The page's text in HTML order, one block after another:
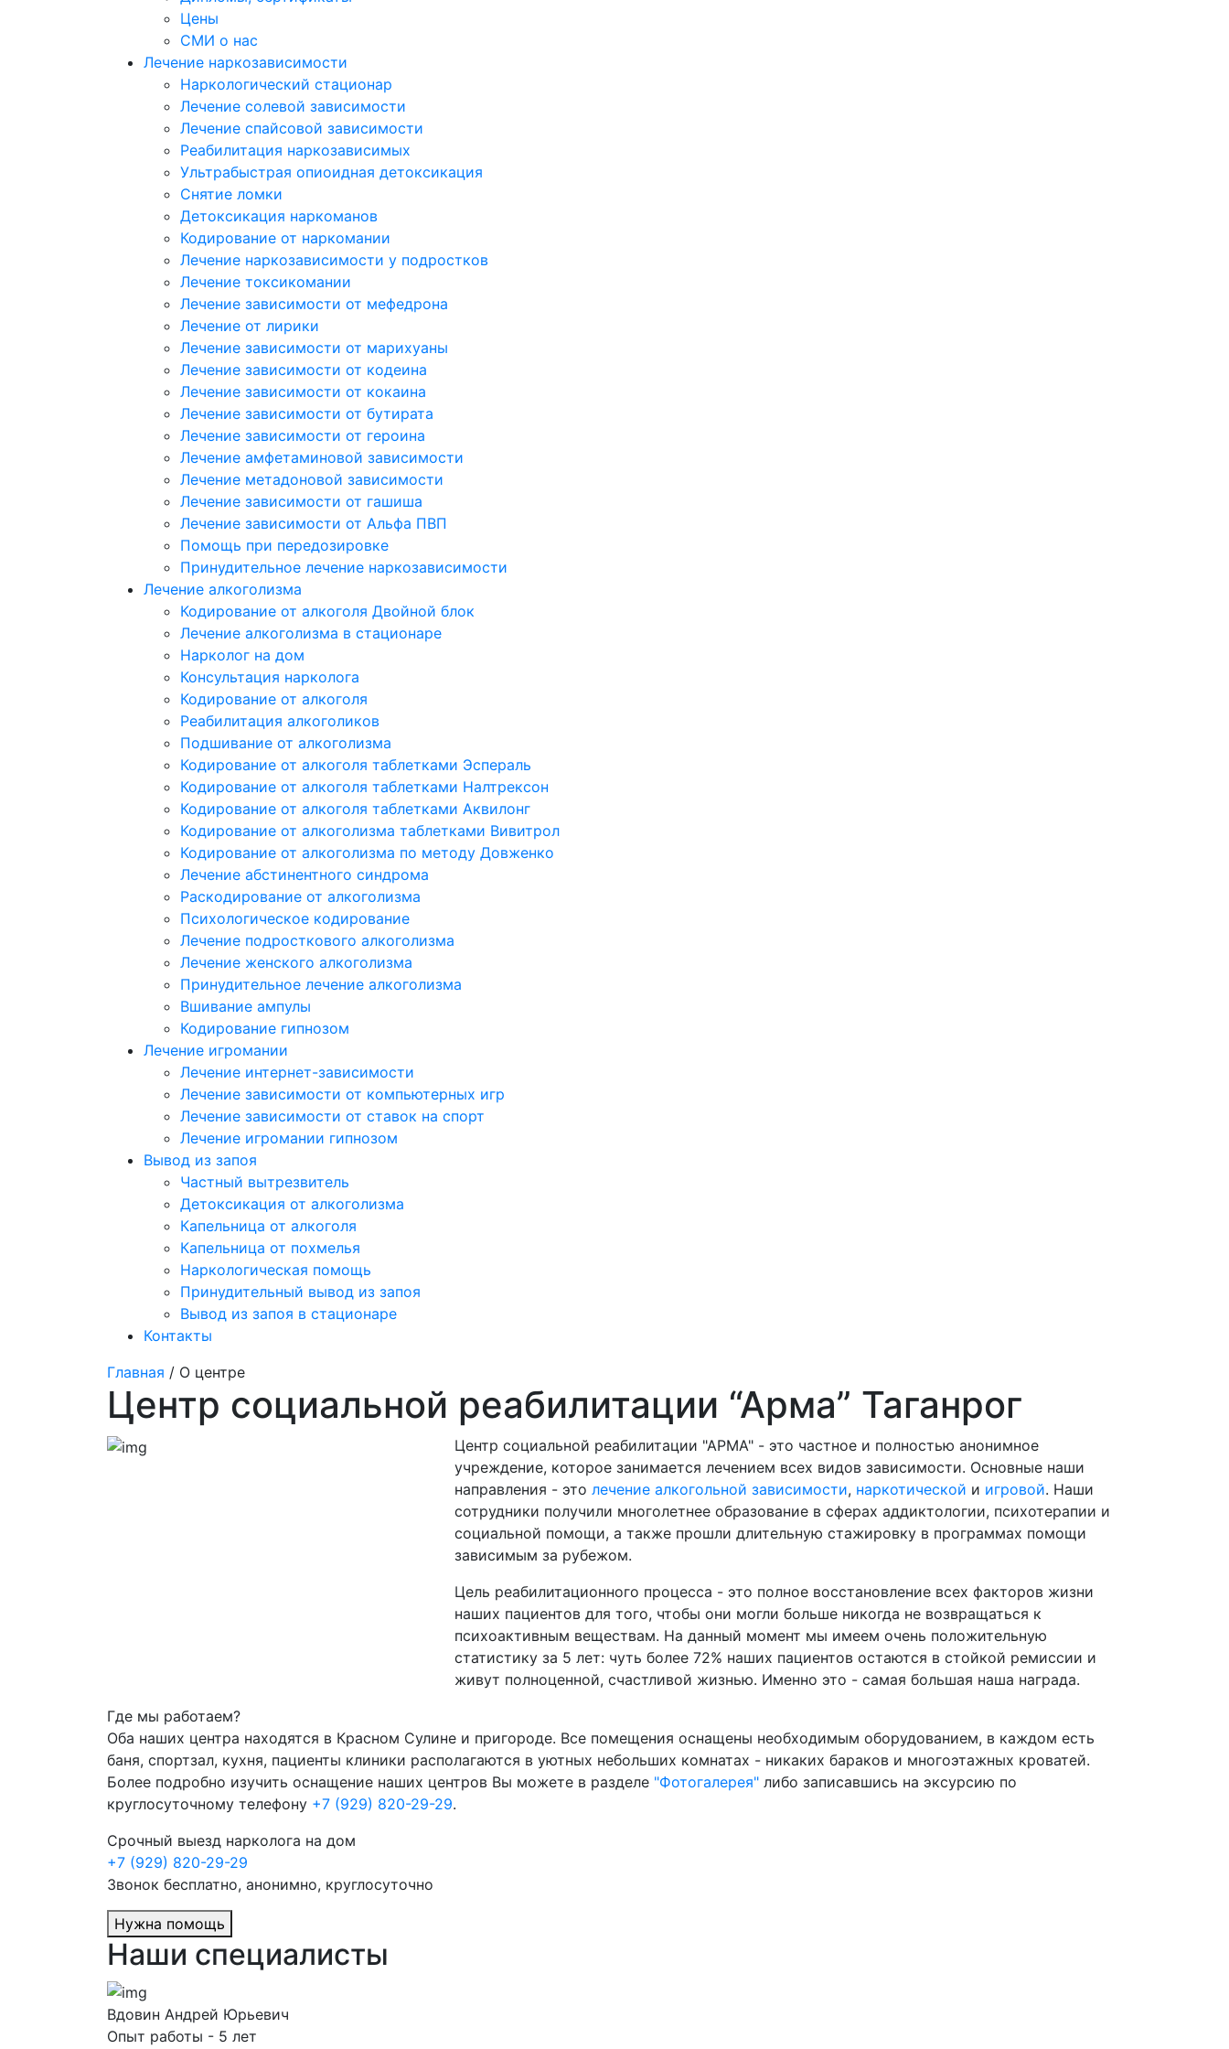
Цены
СМИ о нас
Лечение наркозависимости
Наркологический стационар
Лечение солевой зависимости
Лечение спайсовой зависимости
Реабилитация наркозависимых
Ультрабыстрая опиоидная детоксикация
Снятие ломки
Детоксикация наркоманов
Кодирование от наркомании
Лечение наркозависимости у подростков
Лечение токсикомании
Лечение зависимости от мефедрона
Лечение от лирики
Лечение зависимости от марихуаны
Лечение зависимости от кодеина
Лечение зависимости от кокаина
Лечение зависимости от бутирата
Лечение зависимости от героина
Лечение амфетаминовой зависимости
Лечение метадоновой зависимости
Лечение зависимости от гашиша
Лечение зависимости от Альфа ПВП
Помощь при передозировке
Принудительное лечение наркозависимости
Лечение алкоголизма
Кодирование от алкоголя Двойной блок
Лечение алкоголизма в стационаре
Нарколог на дом
Консультация нарколога
Кодирование от алкоголя
Реабилитация алкоголиков
Подшивание от алкоголизма
Кодирование от алкоголя таблетками Эспераль
Кодирование от алкоголя таблетками Налтрексон
Кодирование от алкоголя таблетками Аквилонг
Кодирование от алкоголизма таблетками Вивитрол
Кодирование от алкоголизма по методу Довженко
Лечение абстинентного синдрома
Раскодирование от алкоголизма
Психологическое кодирование
Лечение подросткового алкоголизма
Лечение женского алкоголизма
Принудительное лечение алкоголизма
Вшивание ампулы
Кодирование гипнозом
Лечение игромании
Лечение интернет-зависимости
Лечение зависимости от компьютерных игр
Лечение зависимости от ставок на спорт
Лечение игромании гипнозом
Вывод из запоя
Частный вытрезвитель
Детоксикация от алкоголизма
Капельница от алкоголя
Капельница от похмелья
Наркологическая помощь
Принудительный вывод из запоя
Вывод из запоя в стационаре
Контакты
Главная / О центре
Центр социальной реабилитации “Арма” Таганрог
Центр социальной реабилитации "АРМА" - это частное и полностью анонимное
учреждение, которое занимается лечением всех видов зависимости. Основные наши
направления - это лечение алкогольной зависимости, наркотической и игровой. Наши
сотрудники получили многолетнее образование в сферах аддиктологии, психотерапии и
социальной помощи, а также прошли длительную стажировку в программах помощи
зависимым за рубежом.
Цель реабилитационного процесса - это полное восстановление всех факторов жизни
наших пациентов для того, чтобы они могли больше никогда не возвращаться к
психоактивным веществам. На данный момент мы имеем очень положительную
статистику за 5 лет: чуть более 72% наших пациентов остаются в стойкой ремиссии и
живут полноценной, счастливой жизнью. Именно это - самая большая наша награда.
Где мы работаем?
Оба наших центра находятся в Красном Сулине и пригороде. Все помещения оснащены необходимым оборудованием, в каждом есть
баня, спортзал, кухня, пациенты клиники располагаются в уютных небольших комнатах - никаких бараков и многоэтажных кроватей.
Более подробно изучить оснащение наших центров Вы можете в разделе "Фотогалерея" либо записавшись на эксурсию по
круглосуточному телефону +7 (929) 820-29-29.
Срочный выезд нарколога на дом
+7 (929) 820-29-29
Звонок бесплатно, анонимно, круглосуточно
Нужна помощь
Наши специалисты
Вдовин Андрей Юрьевич
Опыт работы - 5 лет